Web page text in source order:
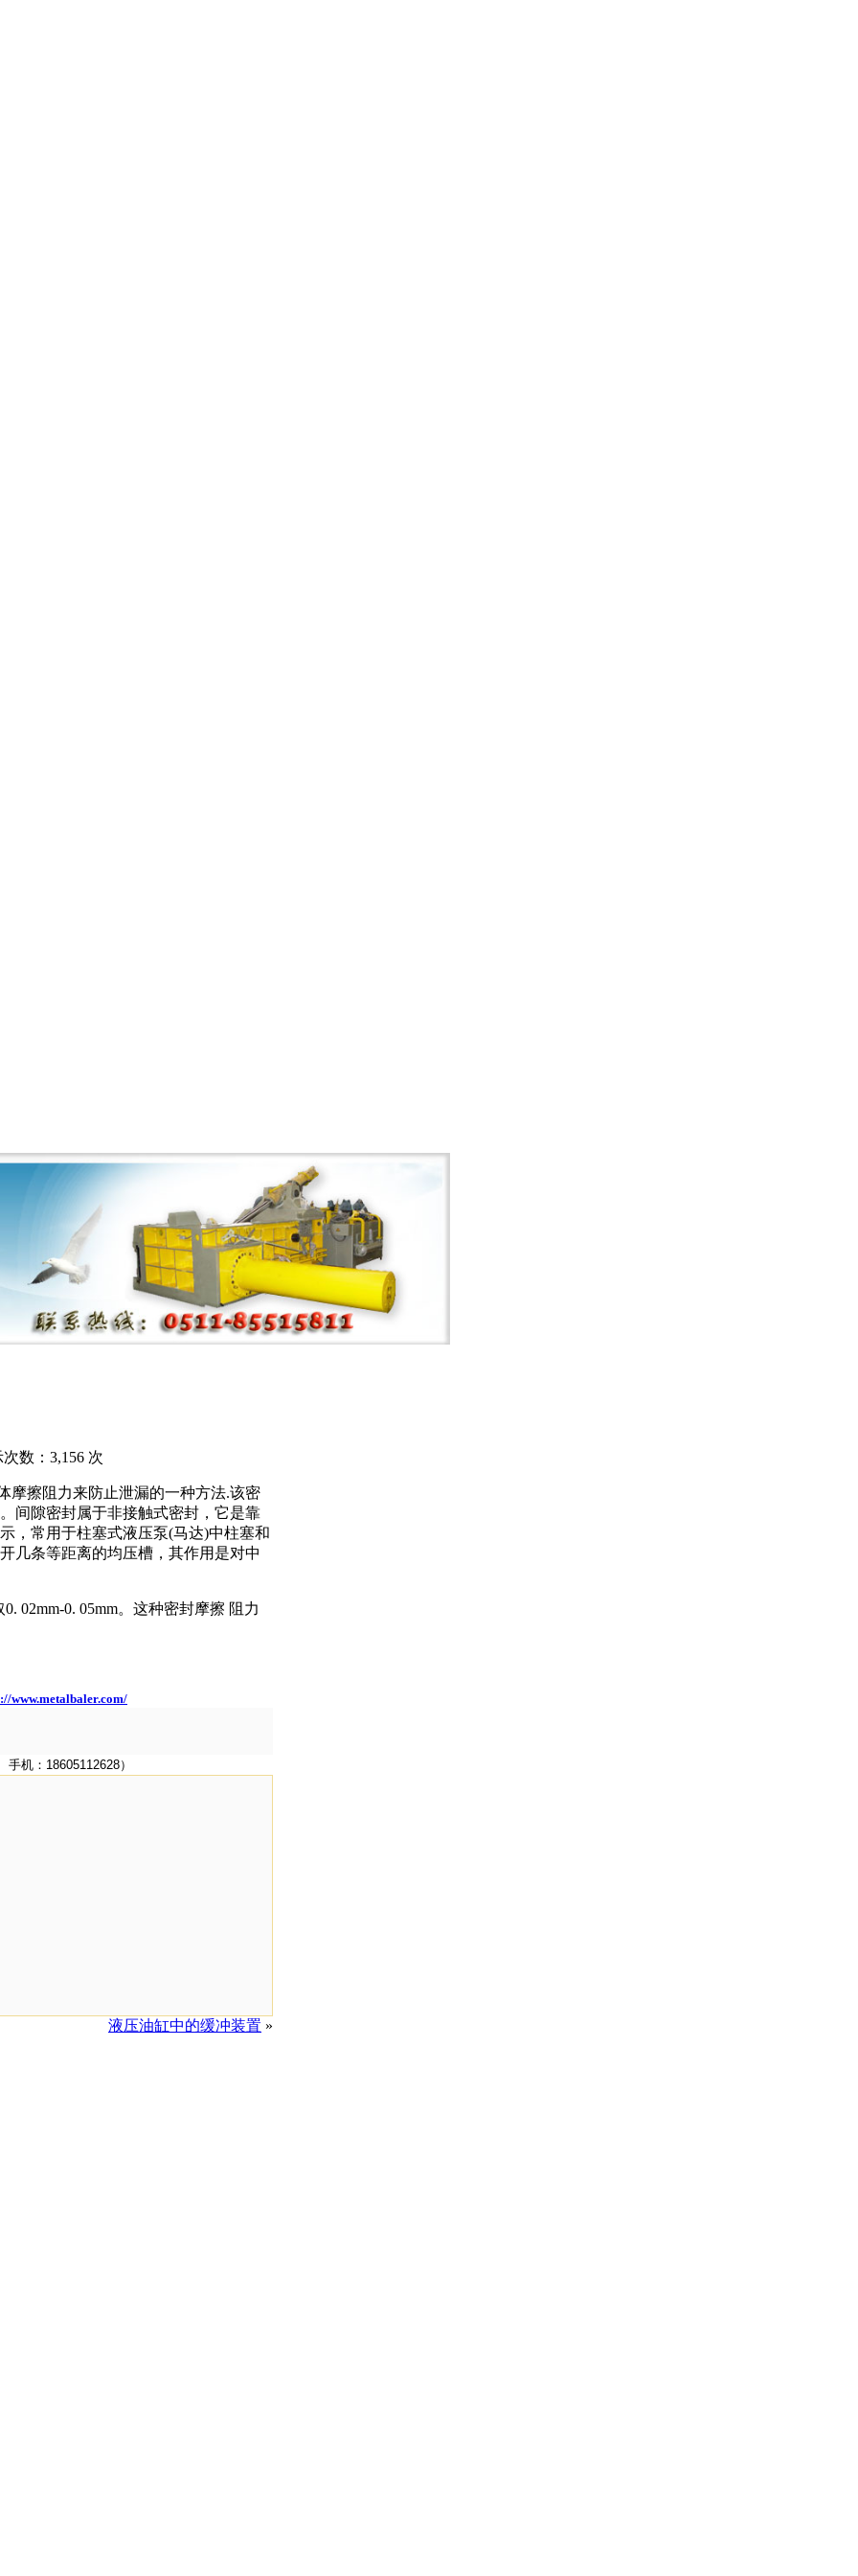
数：3,156 次
摩擦阻力来防止泄漏的一种方法.该密
间隙密封属于非接触式密封，它是靠
，常用于柱塞式液压泵(马达)中柱塞和
几条等距离的均压槽，其作用是对中
02mm-0. 05mm。这种密封摩擦 阻力
www.metalbaler.com/
机：18605112628）
液压油缸中的缓冲装置 »